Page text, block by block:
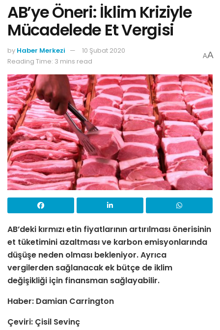
AB’ye Öneri: İklim Kriziyle
Mücadelede Et Vergisi
by Haber Merkezi
10 Şubat 2020
Reading Time: 3 mins read
AA
AB’deki kırmızı etin fiyatlarının artırılması önerisinin
et tüketimini azaltması ve karbon emisyonlarında
düşüşe neden olması bekleniyor. Ayrıca
vergilerden sağlanacak ek bütçe de iklim
değişikliği için finansman sağlayabilir.
Haber: Damian Carrington
Çeviri: Çisil Sevinç